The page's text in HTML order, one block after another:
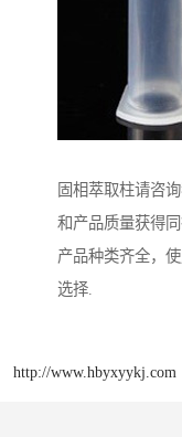
固相萃取柱请咨
和产品质量获得
产品种类齐全，
选择.
http://www.hbyxyykj.com